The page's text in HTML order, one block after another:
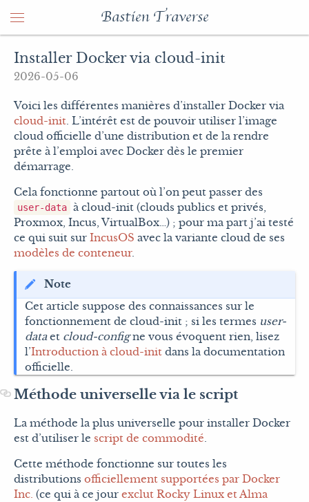
Bastien Traverse
Installer Docker via cloud-init
2026-05-06
Voici les différentes manières d’installer Docker via
cloud-init. L’intérêt est de pouvoir utiliser l’image
cloud officielle d’une distribution et de la rendre
prête à l’emploi avec Docker dès le premier
démarrage.
Cela fonctionne partout où l’on peut passer des
user-data à cloud-init (clouds publics et privés,
Proxmox, Incus, VirtualBox…) ; pour ma part j’ai testé
ce qui suit sur IncusOS avec la variante cloud de ses
modèles de conteneur.
Note
Cet article suppose des connaissances sur le
fonctionnement de cloud-init ; si les termes user-
dataet cloud-configne vous évoquent rien, lisez
l’Introduction à cloud-init dans la documentation
officielle.
Méthode universelle via le script
La méthode la plus universelle pour installer Docker
est d’utiliser le script de commodité.
Cette méthode fonctionne sur toutes les
distributions officiellement supportées par Docker
Inc. (ce qui à ce jour exclut Rocky Linux et Alma